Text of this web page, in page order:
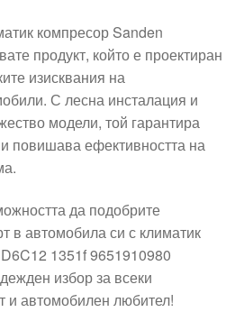
компресор Sanden
продукт, който е проектиран
изисквания на
С лесна инсталация и
модели, той гарантира
повишава ефективността на
да подобрите
в автомобила си с климатик
1351f 9651910980
избор за всеки
и автомобилен любител!